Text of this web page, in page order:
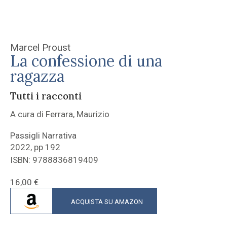
Marcel Proust
La confessione di una
ragazza
Tutti i racconti
A cura di Ferrara, Maurizio
Passigli Narrativa
2022, pp 192
ISBN: 9788836819409
16,00 €
ACQUISTA SU AMAZON